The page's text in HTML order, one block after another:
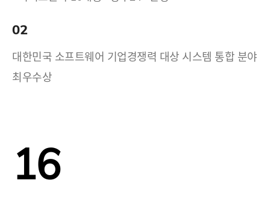
02
대한민국 소프트웨어 기업경쟁력 대상 시스템 통합 분야
최우수상
16